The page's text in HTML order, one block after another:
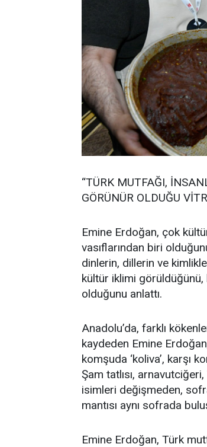
“TÜRK MUTFAĞI,
GÖRÜNÜR OLDUĞU
Emine Erdoğan, çok
vasıflarından biri
dinlerin, dillerin ve
kültür iklimi
olduğunu anlattı.
Anadolu’da, farklı
kaydeden Emine
komşuda ‘koliva’, karşı
Şam tatlısı,
isimleri değişmeden,
mantısı aynı sofrada
Emine Erdoğan, Türk